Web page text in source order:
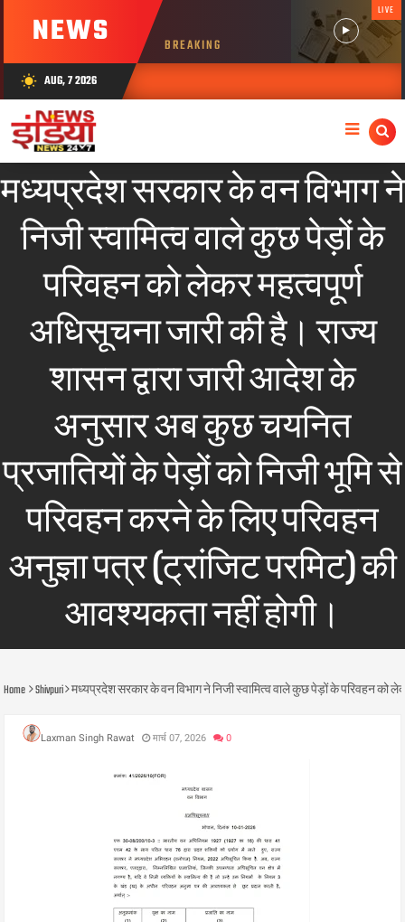
NEWS BREAKING
LIVE
wb_sunny AUG, 7 2026
मध्यप्रदेश सरकार के वन विभाग ने
निजी स्वामित्व वाले कुछ पेड़ों के
परिवहन को लेकर महत्वपूर्ण
अधिसूचना जारी की है। राज्य
शासन द्वारा जारी आदेश के
अनुसार अब कुछ चयनित
प्रजातियों के पेड़ों को निजी भूमि से
परिवहन करने के लिए परिवहन
अनुज्ञा पत्र (ट्रांजिट परमिट) की
आवश्यकता नहीं होगी।
Home Shivpuri मध्यप्रदेश सरकार के वन विभाग ने निजी स्वामित्व वाले कुछ पेड़ों के परिवहन को
Laxman Singh Rawat मार्च 07, 2026 0